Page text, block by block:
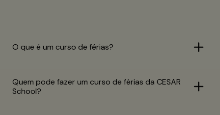
O que é um curso de férias?
Quem pode fazer um curso de férias da CESAR
School?